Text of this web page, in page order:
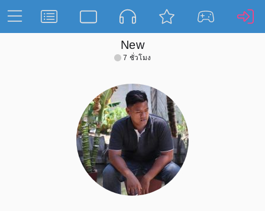
New
7 ชั่วโมง